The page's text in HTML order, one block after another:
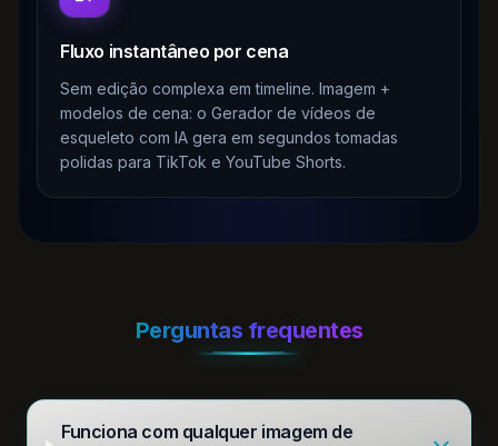
Fluxo instantâneo por cena
Sem edição complexa em timeline. Imagem +
modelos de cena: o Gerador de vídeos de
esqueleto com IA gera em segundos tomadas
polidas para TikTok e YouTube Shorts.
Perguntas frequentes
Funciona com qualquer imagem de